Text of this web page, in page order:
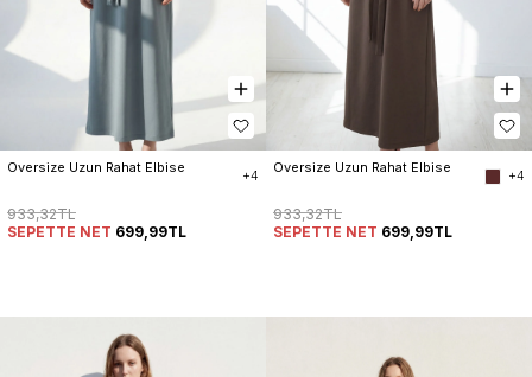
Oversize Uzun Rahat Elbise
+4
933,32TL
SEPETTE NET 699,99TL
Oversize Uzun Rahat Elbise
+4
933,32TL
SEPETTE NET 699,99TL